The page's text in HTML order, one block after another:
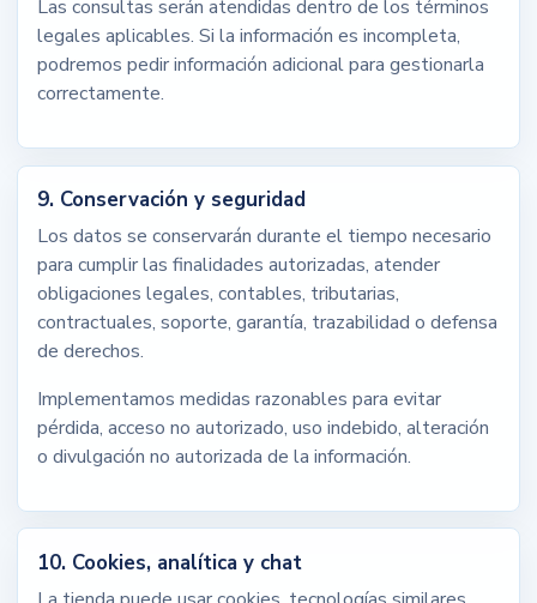
Las consultas serán atendidas dentro de los términos
legales aplicables. Si la información es incompleta,
podremos pedir información adicional para gestionarla
correctamente.
9. Conservación y seguridad
Los datos se conservarán durante el tiempo necesario
para cumplir las finalidades autorizadas, atender
obligaciones legales, contables, tributarias,
contractuales, soporte, garantía, trazabilidad o defensa
de derechos.
Implementamos medidas razonables para evitar
pérdida, acceso no autorizado, uso indebido, alteración
o divulgación no autorizada de la información.
10. Cookies, analítica y chat